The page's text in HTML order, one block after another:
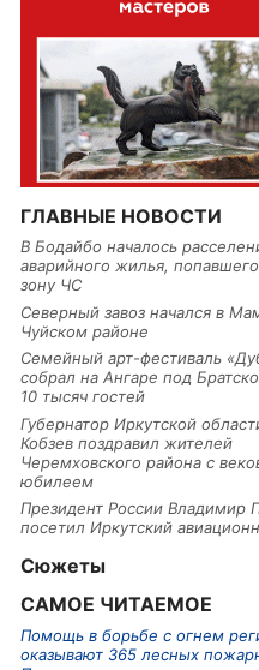
ГЛАВНЫЕ НОВОСТИ
В Бодайбо началось
аварийного жилья,
зону ЧС
Северный завоз начался в
Чуйском районе
Семейный арт-фестиваль
собрал на Ангаре под
10 тысяч гостей
Губернатор Иркутской
Кобзев поздравил жителей
Черемховского района с
юбилеем
Президент России Владимир
посетил Иркутский
Сюжеты
САМОЕ ЧИТАЕМОЕ
Помощь в борьбе с огнем
оказывают 365 лесных